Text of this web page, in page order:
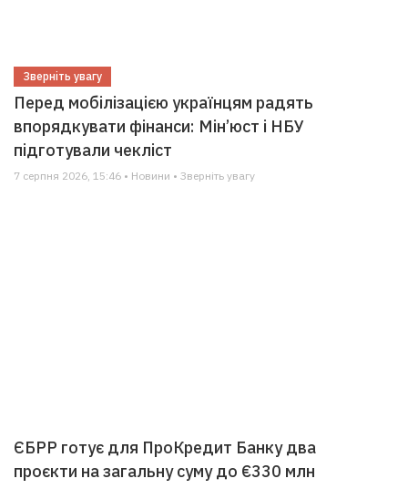
Зверніть увагу
Перед мобілізацією українцям радять
впорядкувати фінанси: Мін’юст і НБУ
підготували чекліст
7 серпня 2026, 15:46 • Новини • Зверніть увагу
ЄБРР готує для ПроКредит Банку два
проєкти на загальну суму до €330 млн